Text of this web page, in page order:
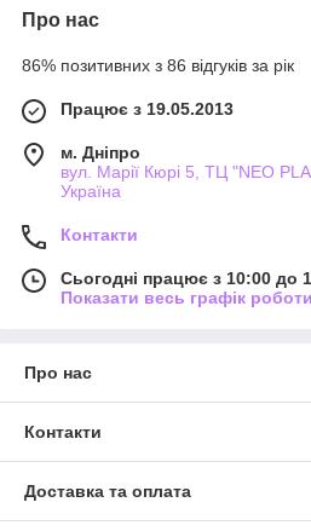
Про нас
86% позитивних з 86 відгуків за рік
Працює з 19.05.2013
м. Дніпро
вул. Марії Кюрі 5, ТЦ "NEO
Україна
Контакти
Сьогодні працює з 10:00 до
Показати весь графік роботи
Про нас
Контакти
Доставка та оплата